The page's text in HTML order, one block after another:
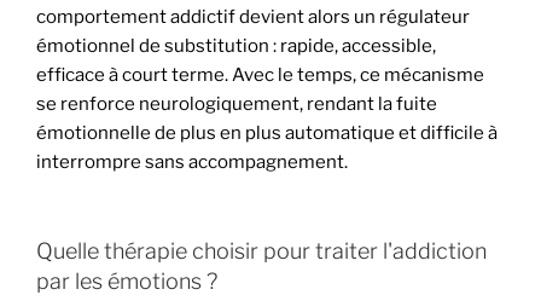
comportement addictif devient alors un régulateur
émotionnel de substitution : rapide, accessible,
efficace à court terme. Avec le temps, ce mécanisme
se renforce neurologiquement, rendant la fuite
émotionnelle de plus en plus automatique et difficile à
interrompre sans accompagnement.
Quelle thérapie choisir pour traiter l'addiction
par les émotions ?